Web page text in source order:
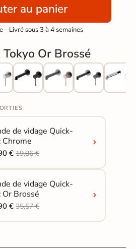
au panier
- Livré sous 3 à 4 semaines
Tokyo Or Brossé
de vidage Quick-
Chrome
€19,86 €
de vidage Quick-
Or Brossé
€35,57 €